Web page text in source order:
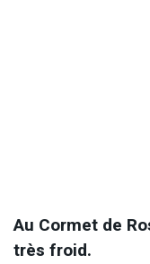
Au Cormet de
très froid.